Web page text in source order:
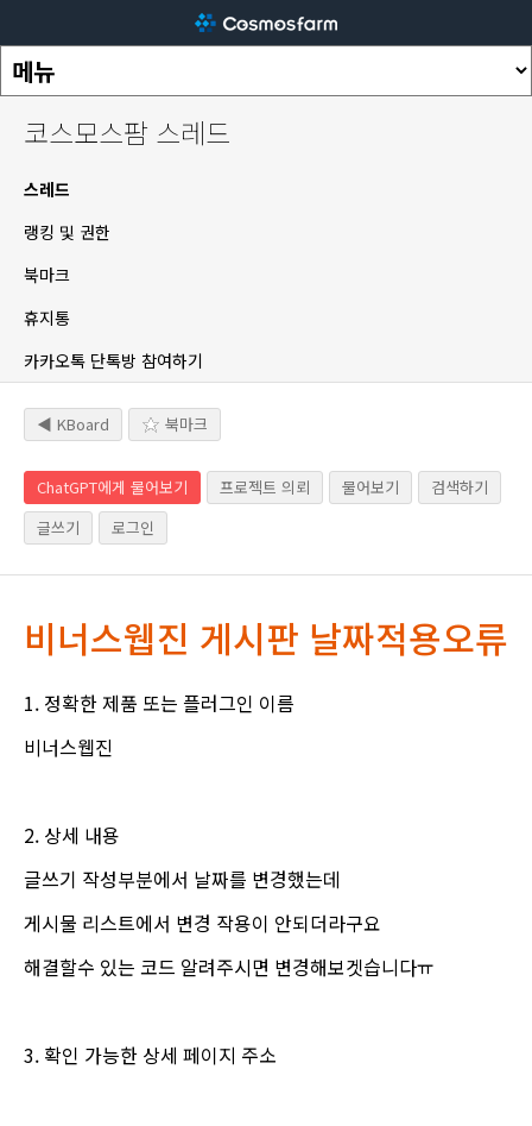
코스모스팜 스레드
스레드
랭킹 및 권한
북마크
휴지통
카카오톡 단톡방 참여하기
◀ KBoard 북마크
ChatGPT에게 물어보기 프로젝트 의뢰 물어보기
검색하기
글쓰기
로그인
비너스웹진 게시판 날짜적용오류
1. 정확한 제품 또는 플러그인 이름
비너스웹진
2. 상세 내용
글쓰기 작성부분에서 날짜를 변경했는데
게시물 리스트에서 변경 작용이 안되더라구요
해결할수 있는 코드 알려주시면 변경해보겟습니다ㅠ
3. 확인 가능한 상세 페이지 주소